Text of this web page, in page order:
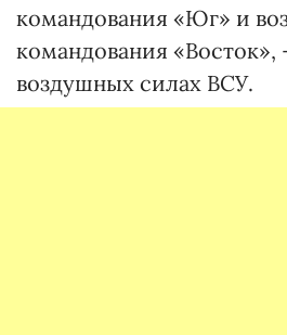
командования «Юг» и
командования «Восток»,
воздушных силах ВСУ.